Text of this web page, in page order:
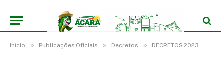
Início » Publicações Oficiais » Decretos » DECRETOS 2023